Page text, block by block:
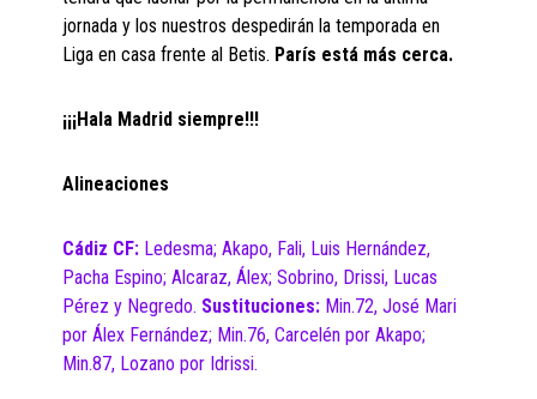
jornada y los nuestros despedirán la temporada en
Liga en casa frente al Betis. París está más cerca.
¡¡¡Hala Madrid siempre!!!
Alineaciones
Cádiz CF: Ledesma; Akapo, Fali, Luis Hernández,
Pacha Espino; Alcaraz, Álex; Sobrino, Drissi, Lucas
Pérez y Negredo. Sustituciones: Min.72, José Mari
por Álex Fernández; Min.76, Carcelén por Akapo;
Min.87, Lozano por Idrissi.